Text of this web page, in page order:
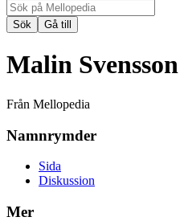
Malin Svensson
Från Mellopedia
Namnrymder
Sida
Diskussion
Mer